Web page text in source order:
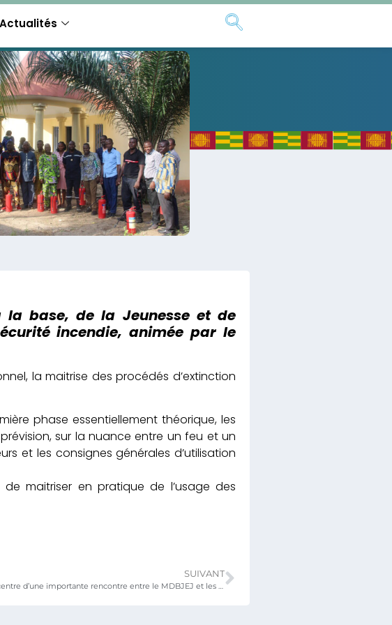
Actualités
la base, de la Jeunesse et de
incendie, animée par le
la maitrise des procédés d’extinction
phase essentiellement théorique, les
sur la nuance entre un feu et un
et les consignes générales d’utilisation
maitriser en pratique de l’usage des
SUIVANT